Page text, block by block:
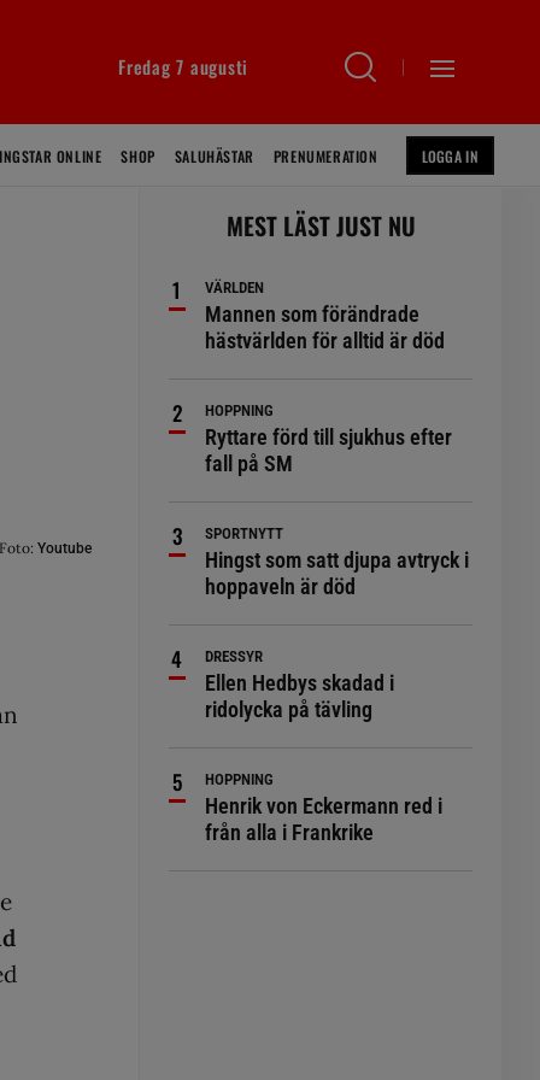
Fredag 7 augusti
ONLINE SHOP SALUHÄSTAR PRENUMERATION LOGGA IN
Foto: Youtube
MEST LÄST JUST NU
VÄRLDEN
Mannen som förändrade
hästvärlden för alltid är död
HOPPNING
Ryttare förd till sjukhus efter
fall på SM
SPORTNYTT
Hingst som satt djupa avtryck i
hoppaveln är död
DRESSYR
Ellen Hedbys skadad i
ridolycka på tävling
HOPPNING
Henrik von Eckermann red i
från alla i Frankrike